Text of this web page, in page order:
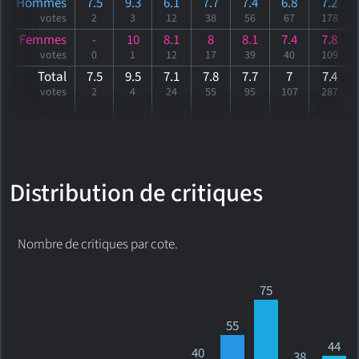
votes 2 3 12 38 56 67 178
Femmes
votes
-
0
10
1
8.1
12
8
17
8.1
39
7.4
40
7.8
109
Total
votes
7.5
2
9.5
4
7.1
24
7.8
55
7.7
95
7
107
7.4
287
Distribution de critiques
Nombre de critiques par cote.
40
55
75
44